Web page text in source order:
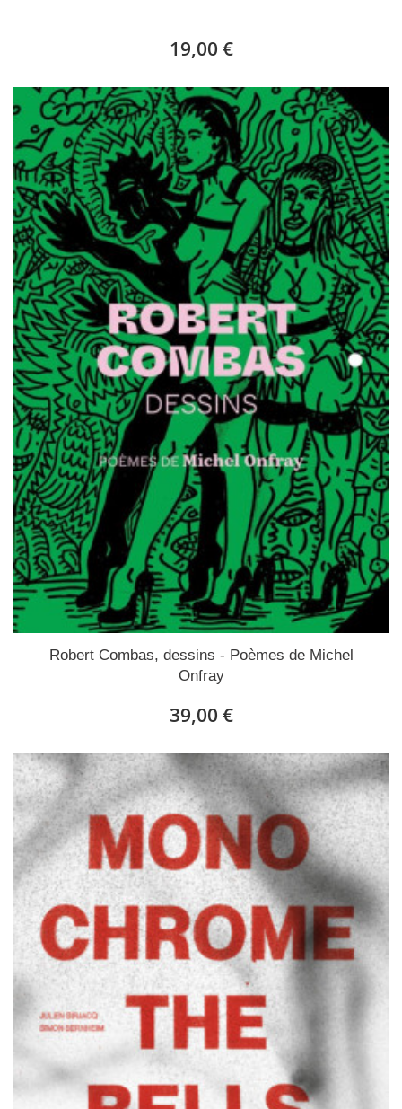
19,00 €
Robert Combas, dessins - Poèmes de Michel
Onfray
39,00 €